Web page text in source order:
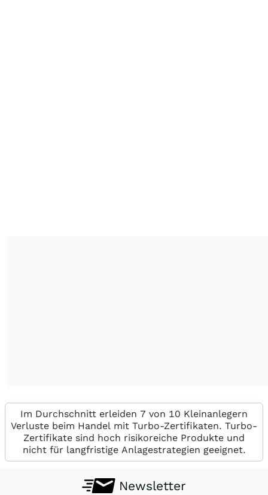
Im Durchschnitt erleiden 7 von 10 Kleinanlegern
Verluste beim Handel mit Turbo-Zertifikaten. Turbo-
Zertifikate sind hoch risikoreiche Produkte und
nicht für langfristige Anlagestrategien geeignet.
Newsletter